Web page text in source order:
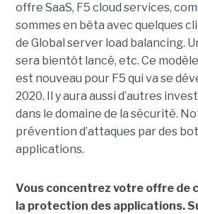
offre SaaS, F5 cloud services,
sommes en bêta avec quelques
de Global server load balancing.
sera bientôt lancé, etc. Ce
est nouveau pour F5 qui va se
2020. Il y aura aussi d’autres
dans le domaine de la sécurité.
prévention d’attaques par des
applications.
Vous concentrez votre offre de
la protection des applications.